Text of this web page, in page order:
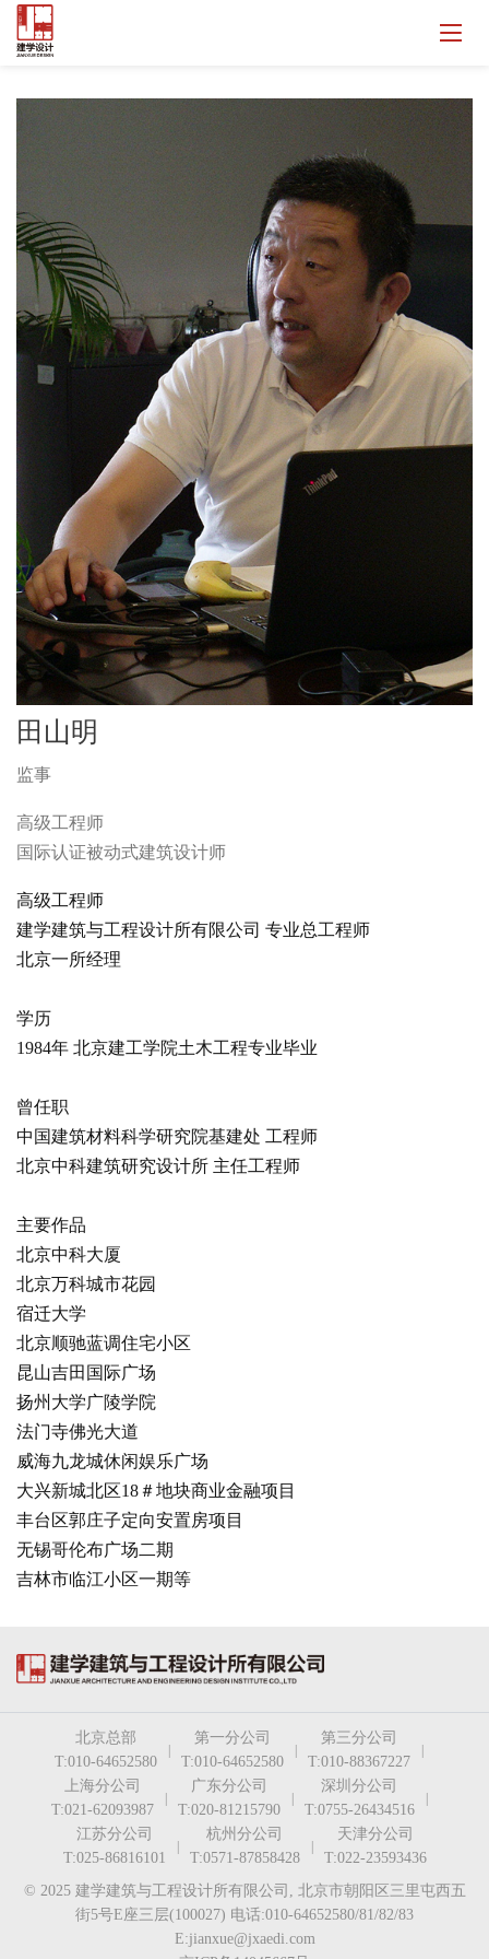
田山明
监事
高级工程师
国际认证被动式建筑设计师
高级工程师
建学建筑与工程设计所有限公司 专业总工程师
北京一所经理
学历
1984年 北京建工学院土木工程专业毕业
曾任职
中国建筑材料科学研究院基建处 工程师
北京中科建筑研究设计所 主任工程师
主要作品
北京中科大厦
北京万科城市花园
宿迁大学
北京顺驰蓝调住宅小区
昆山吉田国际广场
扬州大学广陵学院
法门寺佛光大道
威海九龙城休闲娱乐广场
大兴新城北区18＃地块商业金融项目
丰台区郭庄子定向安置房项目
无锡哥伦布广场二期
吉林市临江小区一期等
北京总部
T:010-64652580
|
第一分公司
T:010-64652580
|
第三分公司
T:010-88367227
|
上海分公司
T:021-62093987
|
广东分公司
T:020-81215790
|
深圳分公司
T:0755-26434516
|
江苏分公司
T:025-86816101
|
杭州分公司
T:0571-87858428
|
天津分公司
T:022-23593436
© 2025 建学建筑与工程设计所有限公司, 北京市朝阳区三里屯西五
街5号E座三层(100027) 电话:010-64652580/81/82/83
E:jianxue@jxaedi.com